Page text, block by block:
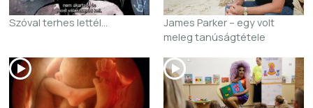
Szóval terhes lettél…
James Parker – egy volt
meleg tanúságtétele